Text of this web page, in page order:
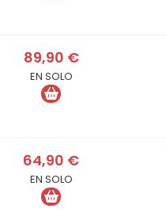
89,90 €
EN SOLO
64,90 €
EN SOLO